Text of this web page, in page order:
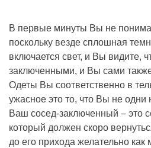
В первые минуты Вы не
поскольку везде сплошная
включается свет, и Вы видите,
заключенными, и Вы сами
Одеты Вы соответственно в
ужасное это то, что Вы не одни
Ваш сосед-заключенный – это
который должен скоро
до его прихода желательно